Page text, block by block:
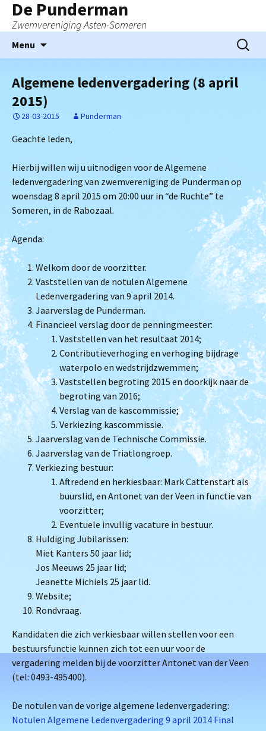
De Punderman
Zwemvereniging Asten-Someren
Menu
inhoud
Zoeken
naar:
Algemene ledenvergadering (8 april
2015)
28-03-2015 Punderman
Geachte leden,
Hierbij willen wij u uitnodigen voor de Algemene
ledenvergadering van zwemvereniging de Punderman op
woensdag 8 april 2015 om 20:00 uur in “de Ruchte” te
Someren, in de Rabozaal.
Agenda:
Welkom door de voorzitter.
Vaststellen van de notulen Algemene
Ledenvergadering van 9 april 2014.
Jaarverslag de Punderman.
Financieel verslag door de penningmeester:
Vaststellen van het resultaat 2014;
Contributieverhoging en verhoging bijdrage
waterpolo en wedstrijdzwemmen;
Vaststellen begroting 2015 en doorkijk naar de
begroting van 2016;
Verslag van de kascommissie;
Verkiezing kascommissie.
Jaarverslag van de Technische Commissie.
Jaarverslag van de Triatlongroep.
Verkiezing bestuur:
Aftredend en herkiesbaar: Mark Cattenstart als
buurslid, en Antonet van der Veen in functie van
voorzitter;
Eventuele invullig vacature in bestuur.
Huldiging Jubilarissen:
Miet Kanters 50 jaar lid;
Jos Meeuws 25 jaar lid;
Jeanette Michiels 25 jaar lid.
Website;
Rondvraag.
Kandidaten die zich verkiesbaar willen stellen voor een
bestuursfunctie kunnen zich tot een uur voor de
vergadering melden bij de voorzitter Antonet van der Veen
(tel: 0493-495400).
De notulen van de vorige algemene ledenvergadering:
Notulen Algemene Ledenvergadering 9 april 2014 Final